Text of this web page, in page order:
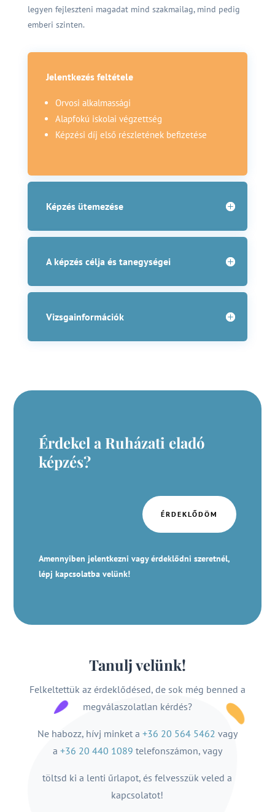
legyen fejleszteni magadat mind szakmailag, mind pedig
emberi szinten.
Jelentkezés feltétele
Orvosi alkalmassági
Alapfokú iskolai végzettség
Képzési díj első részletének befizetése
Képzés ütemezése
A képzés célja és tanegységei
Vizsgainformációk
Érdekel a Ruházati eladó
képzés?
ÉRDEKLŐDÖM
Amennyiben jelentkezni vagy érdeklődni szeretnél,
lépj kapcsolatba velünk!
Tanulj velünk!
Felkeltettük az érdeklődésed, de sok még benned a
megválaszolatlan kérdés?
Ne habozz, hívj minket a +36 20 564 5462 vagy
a +36 20 440 1089 telefonszámon, vagy
töltsd ki a lenti űrlapot, és felvesszük veled a
kapcsolatot!